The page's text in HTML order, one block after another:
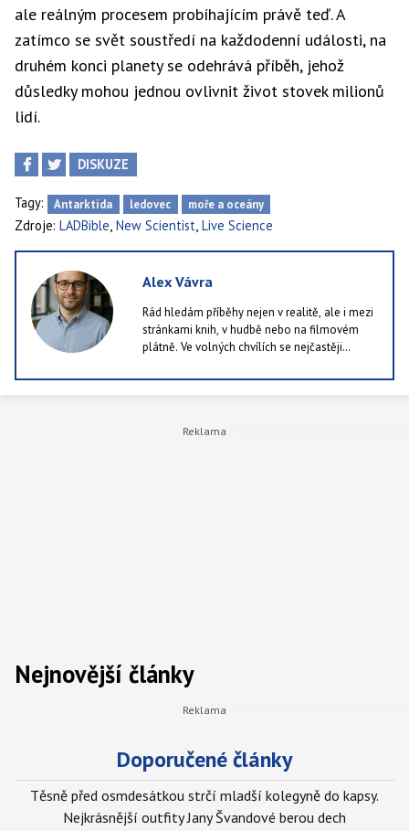
ale reálným procesem probíhajícím právě teď. A
zatímco se svět soustředí na každodenní události, na
druhém konci planety se odehrává příběh, jehož
důsledky mohou jednou ovlivnit život stovek milionů
lidí.
DISKUZE
Tagy: Antarktida ledovec moře a oceány
Zdroje: LADBible New Scientist Live Science
Alex Vávra
Rád hledám příběhy nejen v realitě, ale i mezi
stránkami knih, v hudbě nebo na filmovém
plátně. Ve volných chvílích se nejčastěji
herní zážitek, nejraději sahám po
simulátorech.
Nejnovější články
Doporučené články
Těsně před osmdesátkou strčí mladší kolegyně do kapsy.
Nejkrásnější outfity Jany Švandové berou dech